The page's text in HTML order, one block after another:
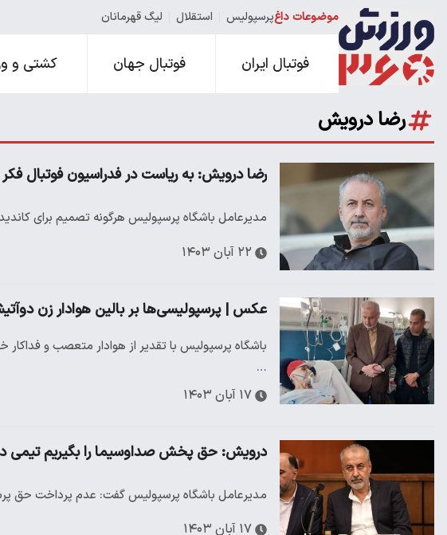
موضوعات داغپرسپولیس استقلال لیگ قهرمانان
فوتبال ایران فوتبال جهان کشتی و
رضا درویش
رضا درویش: به ریاست در فدراسیون فوتبال
مدیرعامل باشگاه پرسپولیس هرگونه تصمیم برای
۲۲ آبان ۱۴۰۳
عکس | پرسپولیسی‌ها بر بالین هوادار زن
باشگاه پرسپولیس با تقدیر از هوادار متعصب و
…
۱۷ آبان ۱۴۰۳
درویش: حق پخش صداوسیما را بگیریم تیمی
مدیرعامل باشگاه پرسپولیس گفت: عدم پرداخت حق
۱۷ آبان ۱۴۰۳